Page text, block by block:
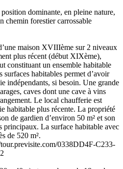
dominante, en pleine nature,
chemin forestier carrossable
maison XVIIIème sur 2 niveaux
plus récent (début XIXème),
constituant un ensemble habitable
surfaces habitables permet d’avoir
indépendants, si besoin. Une grande
caves dont une cave à vins
Le local chaufferie est
habitable plus récente. La propriété
de gardien d’environ 50 m² et son
principaux. La surface habitable avec
de 520 m².
0338DD4F-C233-